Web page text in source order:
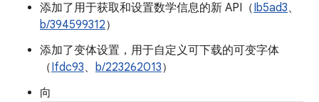
添加了用于获取和设置数学信息的新 API（Ib5ad3、
b/394599312）
添加了变体设置，用于自定义可下载的可变字体
（Ifdc93、 b/223262013）
向